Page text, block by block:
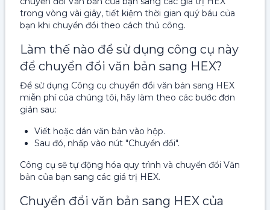
trong vòng vài giây, tiết kiệm thời gian quý báu của
bạn khi chuyển đổi theo cách thủ công.
Làm thế nào để sử dụng công cụ này
để chuyển đổi văn bản sang HEX?
Để sử dụng Công cụ chuyển đổi văn bản sang HEX
miễn phí của chúng tôi, hãy làm theo các bước đơn
giản sau:
Viết hoặc dán văn bản vào hộp.
Sau đó, nhấp vào nút "Chuyển đổi".
Công cụ sẽ tự động hóa quy trình và chuyển đổi Văn
bản của bạn sang các giá trị HEX.
Chuyển đổi văn bản sang HEX của